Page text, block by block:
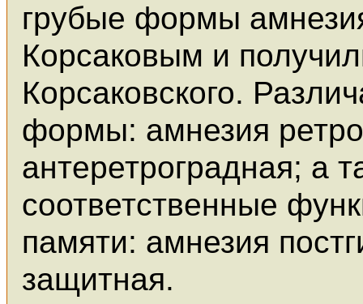
грубые формы
Корсаковым и
Корсаковского.
формы: амнезия
антеретроградная; а
соответственные
памяти: амнезия
защитная.